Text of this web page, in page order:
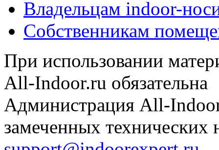
Владельцам indoor-
Собственникам
При использовании
All-Indoor.ru обязательна
Администрация All-
замеченных технических